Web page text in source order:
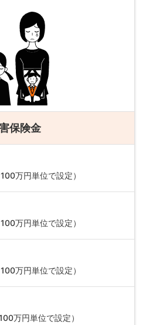
保険金
100万円単位で設定）
100万円単位で設定）
100万円単位で設定）
100万円単位で設定）